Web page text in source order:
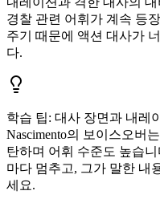
경찰 관련 어휘가 계속 등
주기 때문에 액션 대사가
다.
학습 팁: 대사 장면과 내레
Nascimento의 보이스오버
탄하며 어휘 수준도 높습
마다 멈추고, 그가 말한 내
세요.